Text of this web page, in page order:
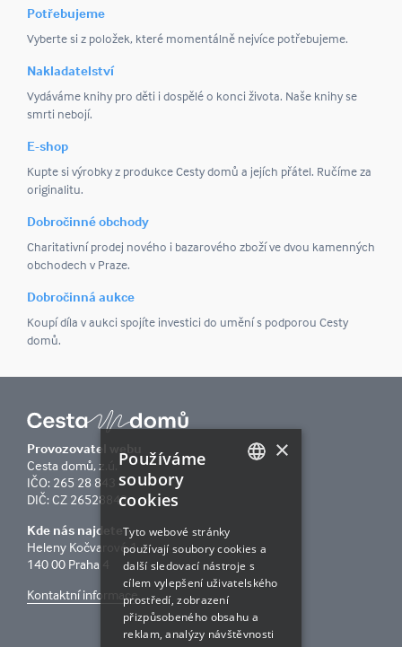
Potřebujeme
Vyberte si z položek, které momentálně nejvíce potřebujeme.
Nakladatelství
Vydáváme knihy pro děti i dospělé o konci života. Naše knihy se
smrti nebojí.
E-shop
Kupte si výrobky z produkce Cesty domů a jejích přátel. Ručíme za
originalitu.
Dobročinné obchody
Charitativní prodej nového i bazarového zboží ve dvou kamenných
obchodech v Praze.
Dobročinná aukce
Koupí díla v aukci spojíte investici do umění s podporou Cesty
domů.
Provozovatel webu
Cesta domů, z.ú.
IČO: 265 28 843
DIČ: CZ 26528843
Kde nás najdete
Heleny Kočvarové 1
140 00 Praha 4
Kontaktní informace
×
Používáme
soubory
cookies
Tyto webové stránky
používají soubory cookies a
další sledovací nástroje s
cílem vylepšení uživatelského
prostředí, zobrazení
přizpůsobeného obsahu a
reklam, analýzy návštěvnosti